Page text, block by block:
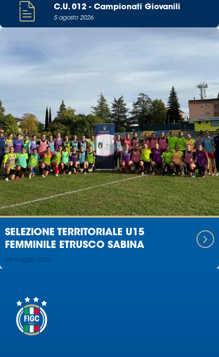
C.U. 012 - Campionati Giovanili
5 agosto 2026
SELEZIONE TERRITORIALE U15
FEMMINILE ETRUSCO SABINA
28 maggio 2026